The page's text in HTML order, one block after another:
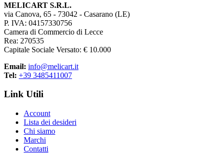
MELICART S.R.L.
via Canova, 65 - 73042 - Casarano (LE)
P. IVA: 04157330756
Camera di Commercio di Lecce
Rea: 270535
Capitale Sociale Versato: € 10.000
Email: info@melicart.it
Tel: +39 3485411007
Link Utili
Account
Lista dei desideri
Chi siamo
Marchi
Contatti